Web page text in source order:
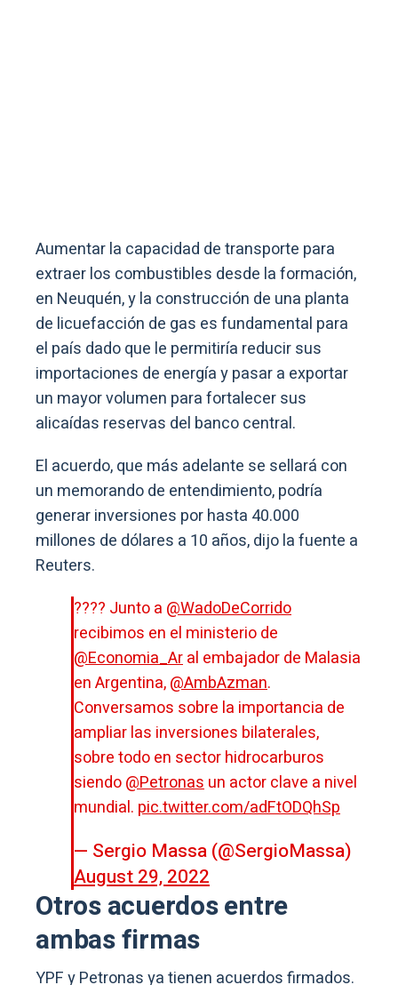
Aumentar la capacidad de transporte para
extraer los combustibles desde la formación,
en Neuquén, y la construcción de una planta
de licuefacción de gas es fundamental para
el país dado que le permitiría reducir sus
importaciones de energía y pasar a exportar
un mayor volumen para fortalecer sus
alicaídas reservas del banco central.
El acuerdo, que más adelante se sellará con
un memorando de entendimiento, podría
generar inversiones por hasta 40.000
millones de dólares a 10 años, dijo la fuente a
Reuters.
???? Junto a
@WadoDeCorrido
recibimos en el ministerio de
@Economia_Aral embajador de Malasia
en Argentina,@AmbAzman.
Conversamos sobre la importancia de
ampliar las inversiones bilaterales,
sobre todo en sector hidrocarburos
siendo@Petronasun actor clave a nivel
mundial. pic.twitter.com/adFtODQhSp
— Sergio Massa (@SergioMassa)
August 29, 2022
Otros acuerdos entre
ambas firmas
YPF y Petronas ya tienen acuerdos firmados.